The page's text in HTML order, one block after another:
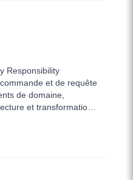
Responsibility
et de requête
de domaine,
et transformation